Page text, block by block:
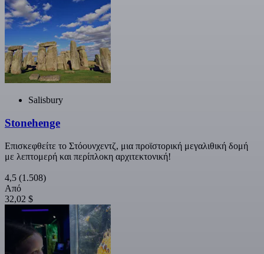
Salisbury
Stonehenge
Επισκεφθείτε το Στόουνχεντζ, μια προϊστορική μεγαλιθική δομή
με λεπτομερή και περίπλοκη αρχιτεκτονική!
4,5 (1.508)
Από
32,02 $